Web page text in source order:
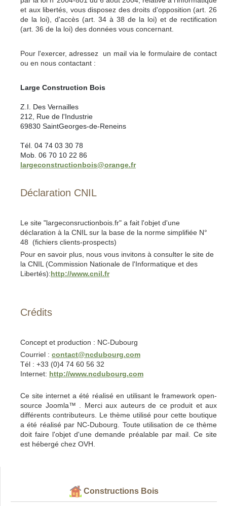
et aux libertés, vous disposez des droits d'opposition (art. 26
de la loi), d'accès (art. 34 à 38 de la loi) et de rectification
(art. 36 de la loi) des données vous concernant.
Pour l'exercer, adressez un mail via le formulaire de contact
ou en nous contactant :
Large Construction Bois
Z.I. Des Vernailles
212, Rue de l'Industrie
69830 SaintGeorges-de-Reneins
Tél. 04 74 03 30 78
Mob. 06 70 10 22 86
largeconstructionbois@orange.fr
Déclaration CNIL
Le site "largeconsructionbois.fr" a fait l'objet d'une
déclaration à la CNIL sur la base de la norme simplifiée N°
48 (fichiers clients-prospects)
Pour en savoir plus, nous vous invitons à consulter le site de
la CNIL (Commission Nationale de l'Informatique et des
Libertés):http://www.cnil.fr
Crédits
Concept et production : NC-Dubourg
Courriel : contact@ncdubourg.com
Tél : +33 (0)4 74 60 56 32
Internet: http://www.ncdubourg.com
Ce site internet a été réalisé en utilisant le framework open-
source Joomla™ . Merci aux auteurs de ce produit et aux
différents contributeurs. Le thème utilisé pour cette boutique
a été réalisé par NC-Dubourg. Toute utilisation de ce thème
doit faire l'objet d'une demande préalable par mail. Ce site
est hébergé chez OVH.
Constructions Bois